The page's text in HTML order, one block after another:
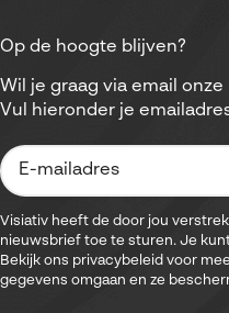
Op de hoogte blijven?
Wil je graag via email
Vul hieronder je
Visiativ heeft de door jou
nieuwsbrief toe te sturen. Je
Bekijk ons privacybeleid voor
gegevens omgaan en ze